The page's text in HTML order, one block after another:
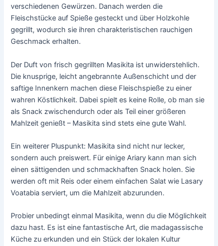
verschiedenen Gewürzen. Danach werden die
Fleischstücke auf Spieße gesteckt und über Holzkohle
gegrillt, wodurch sie ihren charakteristischen rauchigen
Geschmack erhalten.
Der Duft von frisch gegrillten Masikita ist unwiderstehlich.
Die knusprige, leicht angebrannte Außenschicht und der
saftige Innenkern machen diese Fleischspieße zu einer
wahren Köstlichkeit. Dabei spielt es keine Rolle, ob man sie
als Snack zwischendurch oder als Teil einer größeren
Mahlzeit genießt – Masikita sind stets eine gute Wahl.
Ein weiterer Pluspunkt: Masikita sind nicht nur lecker,
sondern auch preiswert. Für einige Ariary kann man sich
einen sättigenden und schmackhaften Snack holen. Sie
werden oft mit Reis oder einem einfachen Salat wie Lasary
Voatabia serviert, um die Mahlzeit abzurunden.
Probier unbedingt einmal Masikita, wenn du die Möglichkeit
dazu hast. Es ist eine fantastische Art, die madagassische
Küche zu erkunden und ein Stück der lokalen Kultur